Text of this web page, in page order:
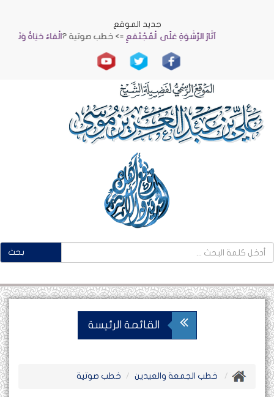
جديد الموقع
الْمَاءُ حَيَاةٌ وَنَمَاءٌ=> آثَارُ الرِّشْوَةِ عَلَى الْمُجْتَمَعِ=> خطب صوتية ?
بحث
القائمة الرئيسة
خطب الجمعة والعيدين خطب صوتية